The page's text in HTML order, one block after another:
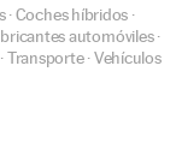
·Coches híbridos ·
automóviles·
Transporte·Vehículos